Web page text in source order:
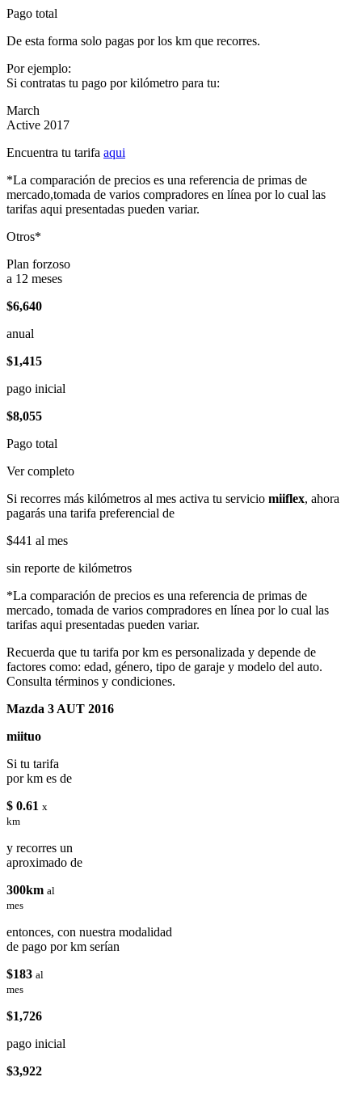
Pago total
De esta forma solo pagas por los km que recorres.
Por ejemplo:
Si contratas tu pago por kilómetro para tu:
March
Active 2017
Encuentra tu tarifa aqui
*La comparación de precios es una referencia de primas de
mercado,tomada de varios compradores en línea por lo cual las
tarifas aqui presentadas pueden variar.
Otros*
Plan forzoso
a 12 meses
$6,640
anual
$1,415
pago inicial
$8,055
Pago total
Ver completo
Si recorres más kilómetros al mes activa tu servicio miiflex, ahora
pagarás una tarifa preferencial de
$441 al mes
sin reporte de kilómetros
*La comparación de precios es una referencia de primas de
mercado, tomada de varios compradores en línea por lo cual las
tarifas aqui presentadas pueden variar.
Recuerda que tu tarifa por km es personalizada y depende de
factores como: edad, género, tipo de garaje y modelo del auto.
Consulta términos y condiciones.
Mazda 3 AUT 2016
miituo
Si tu tarifa
por km es de
$ 0.61 x
km
y recorres un
aproximado de
300km al
mes
entonces, con nuestra modalidad
de pago por km serían
$183 al
mes
$1,726
pago inicial
$3,922